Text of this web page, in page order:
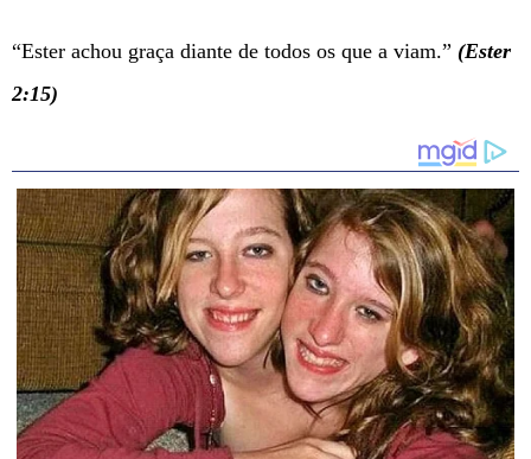
“Ester achou graça diante de todos os que a viam.” (Ester
2:15)